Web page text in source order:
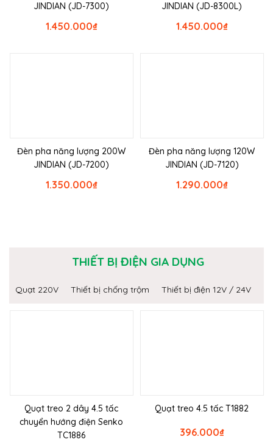
JINDIAN (JD-7300)
₫
1.450.000
JINDIAN (JD-8300L)
₫
1.450.000
Đèn pha năng lượng 200W
JINDIAN (JD-7200)
₫
1.350.000
Đèn pha năng lượng 120W
JINDIAN (JD-7120)
₫
1.290.000
THIẾT BỊ ĐIỆN GIA DỤNG
Quạt 220V Thiết bị chống trộm Thiết bị điện 12V / 24V
Quạt treo 2 dây 4.5 tấc
chuyển hướng điện Senko
TC1886
Quạt treo 4.5 tấc T1882
₫
396.000